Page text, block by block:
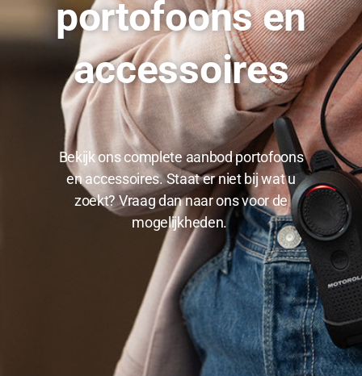
portofoons en
accessoires
Bekijk ons complete aanbod portofoons
en accessoires. Staat er niet bij wat u
zoekt? Vraag dan naar ons voor de
mogelijkheden.